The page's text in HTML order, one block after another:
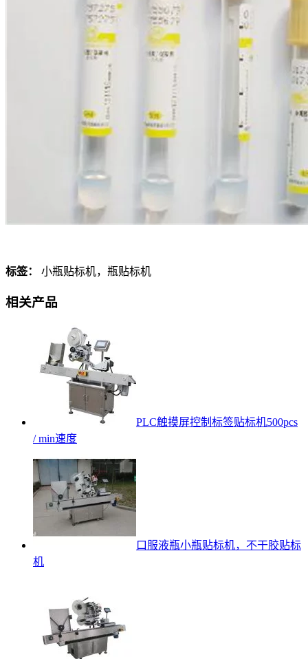
标签： 小瓶贴标机，瓶贴标机
相关产品
PLC触摸屏控制标签贴标机500pcs
/ min速度
口服液瓶小瓶贴标机，不干胶贴标
机